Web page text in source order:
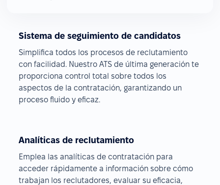
Sistema de seguimiento de candidatos
Simplifica todos los procesos de reclutamiento
con facilidad. Nuestro ATS de última generación te
proporciona control total sobre todos los
aspectos de la contratación, garantizando un
proceso fluido y eficaz.
Analíticas de reclutamiento
Emplea las analíticas de contratación para
acceder rápidamente a información sobre cómo
trabajan los reclutadores, evaluar su eficacia,